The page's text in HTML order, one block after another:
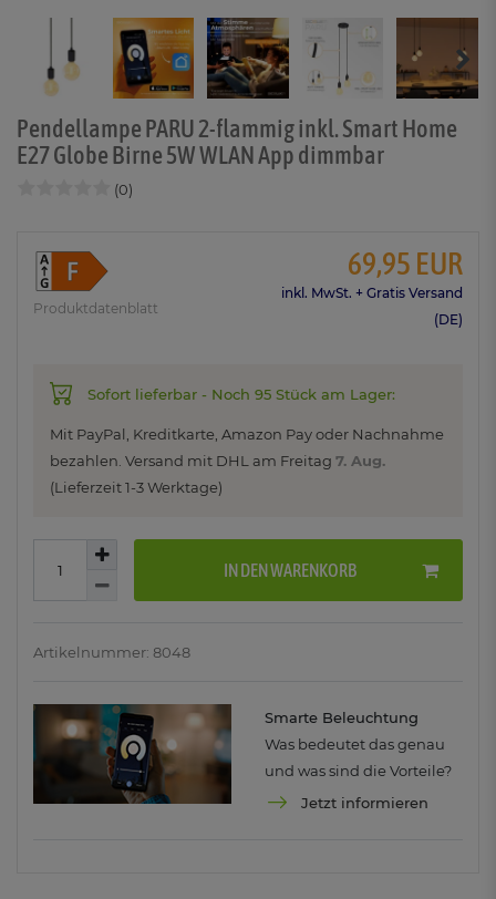
Pendellampe PARU 2-flammig inkl. Smart Home
E27 Globe Birne 5W WLAN App dimmbar
(0)
Produktdatenblatt
69,95 EUR
inkl. MwSt. + Gratis Versand
(DE)
Sofort lieferbar - Noch 95 Stück am Lager:
Mit PayPal, Kreditkarte, Amazon Pay oder Nachnahme
bezahlen. Versand mit DHL am Freitag 7. Aug.
(Lieferzeit 1-3 Werktage)
IN DEN WARENKORB
Artikelnummer: 8048
Smarte Beleuchtung
Was bedeutet das genau
und was sind die Vorteile?
Jetzt informieren